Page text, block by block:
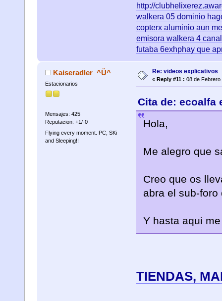
http://
walkera 05 dominio
copterx aluminio aun
emisora walkera 4
futaba 6exhphay que
Kaiseradler_^Ü^
Estacionarios
Mensajes: 425
Reputacion: +1/-0
Flying every moment. PC, SKi
and Sleeping!!
Re: videos explicativos
« Reply #11 : 08 de Febrero
Cita de: ecoalfa
Hola,
Me alegro que
Creo que os
abra el sub-
Y hasta aqui
TIENDAS,